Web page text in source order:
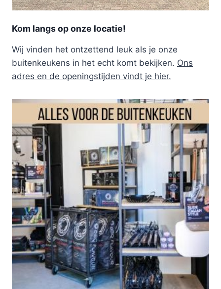
Kom langs op onze locatie!
Wij vinden het ontzettend leuk als je onze
buitenkeukens in het echt komt bekijken. Ons
adres en de openingstijden vindt je hier.